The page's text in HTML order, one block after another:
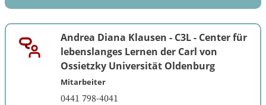
Andrea Diana Klausen - C3L - Center für
lebenslanges Lernen der Carl von
Ossietzky Universität Oldenburg
Mitarbeiter
0441 798-4041